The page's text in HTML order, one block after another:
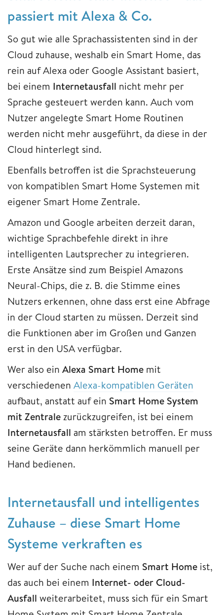
passiert mit Alexa & Co.
So gut wie alle Sprachassistenten sind in der
Cloud zuhause, weshalb ein Smart Home, das
rein auf Alexa oder Google Assistant basiert,
bei einem Internetausfall nicht mehr per
Sprache gesteuert werden kann. Auch vom
Nutzer angelegte Smart Home Routinen
werden nicht mehr ausgeführt, da diese in der
Cloud hinterlegt sind.
Ebenfalls betroffen ist die Sprachsteuerung
von kompatiblen Smart Home Systemen mit
eigener Smart Home Zentrale.
Amazon und Google arbeiten derzeit daran,
wichtige Sprachbefehle direkt in ihre
intelligenten Lautsprecher zu integrieren.
Erste Ansätze sind zum Beispiel Amazons
Neural-Chips, die z. B. die Stimme eines
Nutzers erkennen, ohne dass erst eine Abfrage
in der Cloud starten zu müssen. Derzeit sind
die Funktionen aber im Großen und Ganzen
erst in den USA verfügbar.
Wer also ein Alexa Smart Home mit
verschiedenen Alexa-kompatiblen Geräten
aufbaut, anstatt auf ein Smart Home System
mit Zentralezurückzugreifen, ist bei einem
Internetausfall am stärksten betroffen. Er muss
seine Geräte dann herkömmlich manuell per
Hand bedienen.
Internetausfall und intelligentes
Zuhause – diese Smart Home
Systeme verkraften es
Wer auf der Suche nach einem Smart Home ist,
das auch bei einem Internet- oder Cloud-
Ausfall weiterarbeitet, muss sich für ein Smart